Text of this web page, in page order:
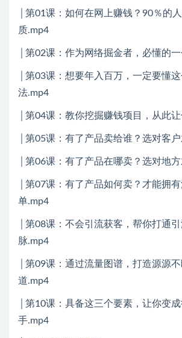
│第01课：如何在网上赚钱？90％的
质.mp4
│第02课：作为网络掘金者，必懂的
│第03课：想要年入百万，一定要懂
法.mp4
│第04课：教你挖掘赚钱项目，从此
│第05课：有了产品卖给谁？选对客
│第06课：有了产品在哪卖？选对地
│第07课：有了产品如何卖？才能拥
单.mp4
│第08课：不会引流获客，帮你打通
脉.mp4
│第09课：通过流量图谱，打造源源
道.mp4
│第10课：具备这三个要素，让你变
手.mp4